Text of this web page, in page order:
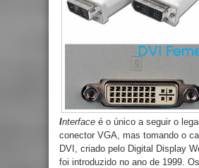
Interface é o único a seguir o
conector VGA, mas tomando o
DVI, criado pelo Digital Display
foi introduzido no ano de 1999.